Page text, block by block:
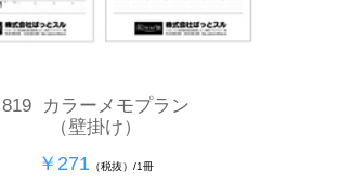
819 カラーメモプラン
（壁掛け）
￥271 （税抜）/1冊